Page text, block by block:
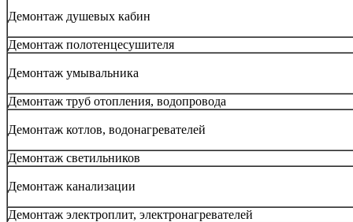
Демонтаж душевых кабин
Демонтаж полотенцесушителя
Демонтаж умывальника
Демонтаж труб отопления, водопровода
Демонтаж котлов, водонагревателей
Демонтаж светильников
Демонтаж канализации
Демонтаж электроплит, электронагревателей